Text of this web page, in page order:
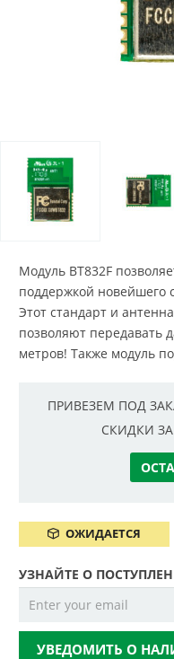
Модуль BT832F
поддержкой новейшего
Этот стандарт и
позволяют передавать
метров! Также модуль
ПРИВЕЗЕМ ПОД
СКИДКИ
ОЖИДАЕТСЯ
УЗНАЙТЕ О
УВЕДОМИТЬ О